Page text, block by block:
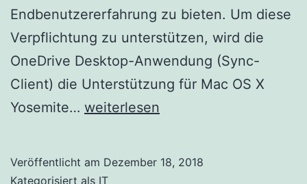
Endbenutzererfahrung zu bieten. Um diese
Verpflichtung zu unterstützen, wird die
OneDrive Desktop-Anwendung (Sync-
Client) die Unterstützung für Mac OS X
Yosemite… Microsoft
Update
weiterlesen
Veröffentlicht am Dezember 18, 2018
Kategorisiert als IT